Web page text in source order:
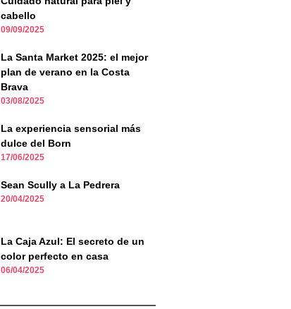
cabello
09/09/2025
La Santa Market 2025: el mejor
plan de verano en la Costa
Brava
03/08/2025
La experiencia sensorial más
dulce del Born
17/06/2025
Sean Scully a La Pedrera
20/04/2025
La Caja Azul: El secreto de un
color perfecto en casa
06/04/2025